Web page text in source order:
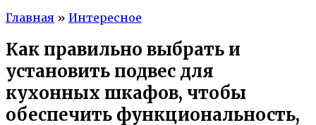
Главная » Интересное
Как правильно выбрать и
установить подвес для
кухонных шкафов, чтобы
обеспечить функциональность,